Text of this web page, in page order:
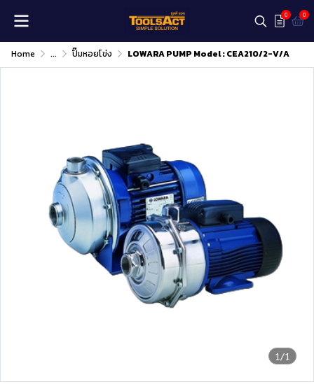
0 0
Home ... ปั๊มหอยโข่ง LOWARA PUMP Model : CEA210/2-V/A
1/1